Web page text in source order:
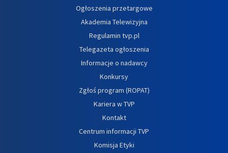
Ogłoszenia przetargowe
Akademia Telewizyjna
Regulamin tvp.pl
Telegazeta ogłoszenia
Informacje o nadawcy
Konkursy
Zgłoś program (ROPAT)
Kariera w TVP
Kontakt
Centrum informacji TVP
Komisja Etyki